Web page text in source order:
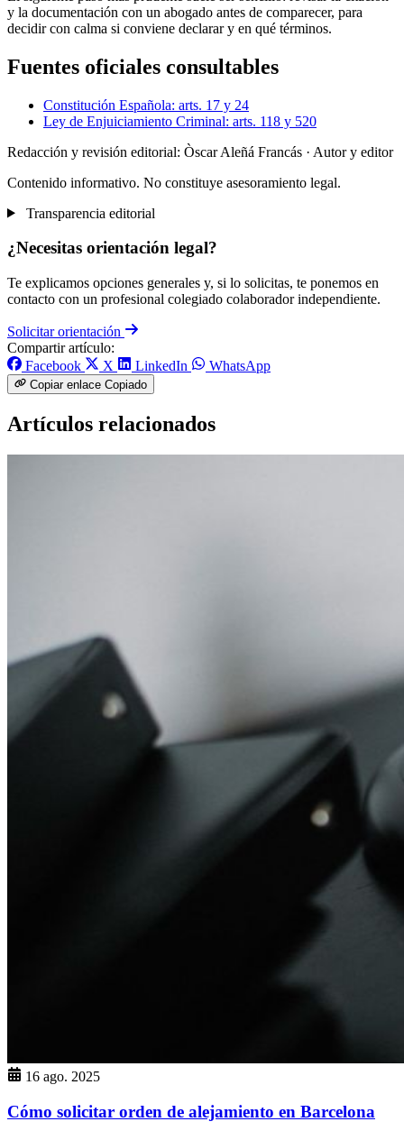
y la documentación con un abogado antes de comparecer, para
decidir con calma si conviene declarar y en qué términos.
Fuentes oficiales consultables
Constitución Española: arts. 17 y 24
Ley de Enjuiciamiento Criminal: arts. 118 y 520
Redacción y revisión editorial: Òscar Aleñá Francás · Autor y editor
Contenido informativo. No constituye asesoramiento legal.
Transparencia editorial
¿Necesitas orientación legal?
Te explicamos opciones generales y, si lo solicitas, te ponemos en
contacto con un profesional colegiado colaborador independiente.
Solicitar orientación
Compartir artículo:
Facebook
X LinkedIn WhatsApp
Copiar enlace Copiado
Artículos relacionados
16 ago. 2025
Cómo solicitar orden de alejamiento en Barcelona